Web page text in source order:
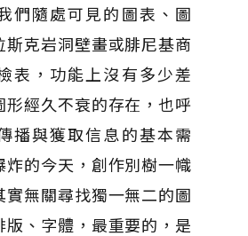
們隨處可見的圖表、圖
斯克岩洞壁畫或腓尼基商
表，功能上沒有多少差
形經久不衰的存在，也呼
播與獲取信息的基本需
炸的今天，創作別樹一幟
實無關尋找獨一無二的圖
版、字體，最重要的，是